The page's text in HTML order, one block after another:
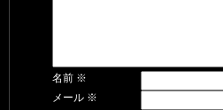
名前 ※
メール ※